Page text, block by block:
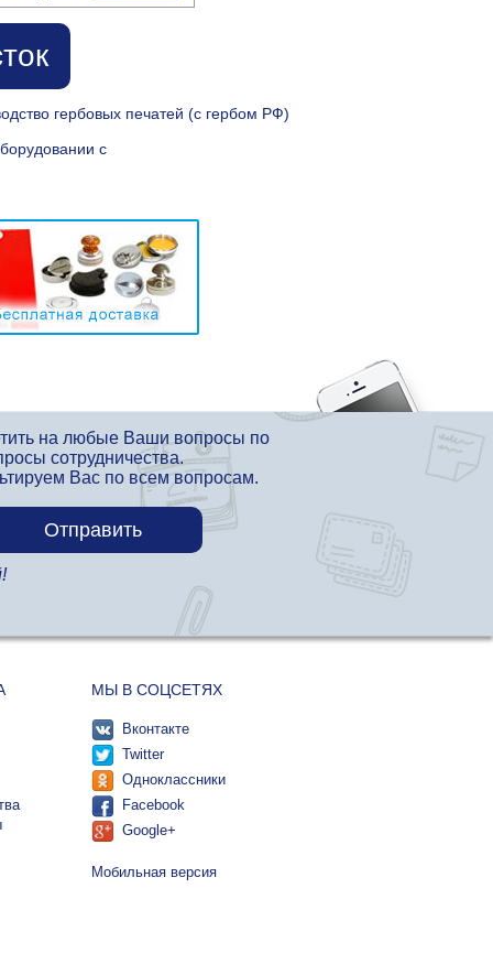
гербовых печатей (с гербом РФ)
с
на любые Ваши вопросы по
сотрудничества.
Вас по всем вопросам.
МЫ В СОЦСЕТЯХ
Вконтакте
Twitter
Одноклассники
Facebook
Google+
Мобильная версия